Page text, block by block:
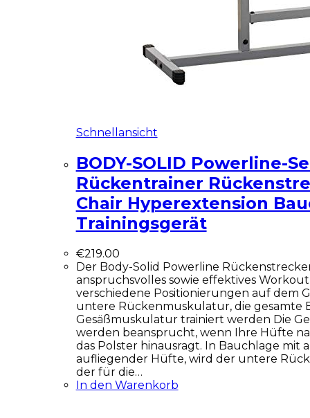
Schnellansicht
BODY-SOLID Powerline-
Rückentrainer
Chair Hyperextension
Trainingsgerät
€219.00
Der Body-Solid Powerline
anspruchsvolles sowie effektives
verschiedene Positionierungen auf dem
untere Rückenmuskulatur, die gesamte
Gesäßmuskulatur trainiert werden Die
werden beansprucht, wenn Ihre Hüfte
das Polster hinausragt. In Bauchlage mit
aufliegender Hüfte, wird der untere
der für die…
In den Warenkorb